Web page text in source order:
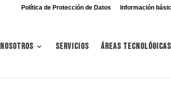
Política de Protección de Datos Información
Nosotros Servicios Áreas tecnológicas